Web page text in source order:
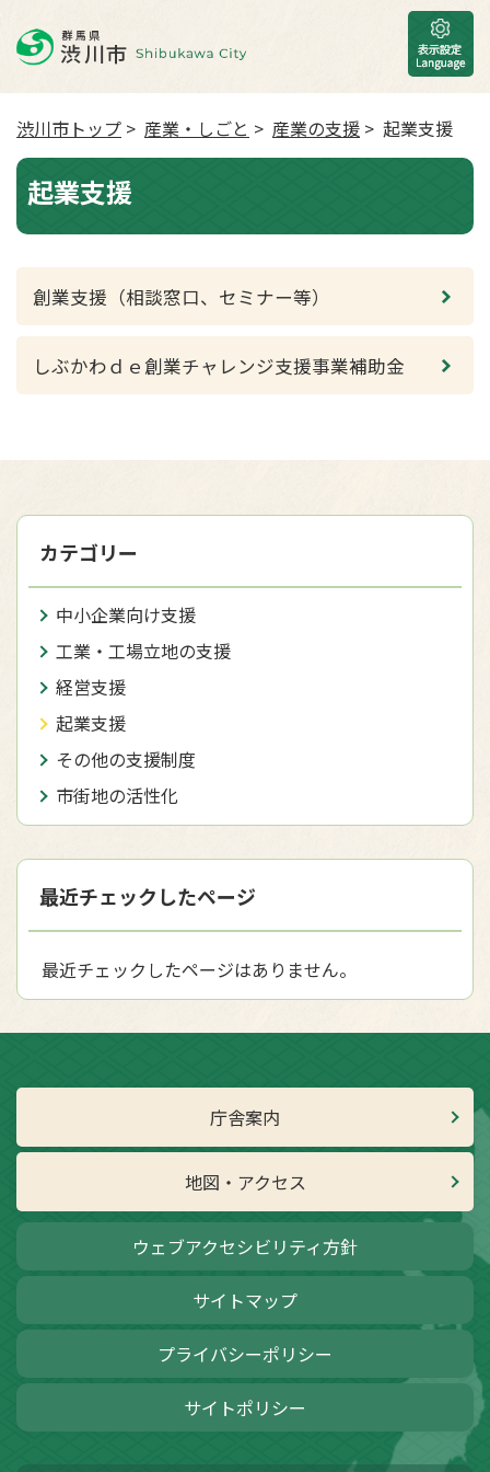
渋川市トップ > 産業・しごと > 産業の支援 > 起業支援
起業支援
創業支援（相談窓口、セミナー等）
しぶかわｄｅ創業チャレンジ支援事業補助金
カテゴリー
中小企業向け支援
工業・工場立地の支援
経営支援
起業支援
その他の支援制度
市街地の活性化
最近チェックしたページ
最近チェックしたページはありません。
庁舎案内
地図・アクセス
ウェブアクセシビリティ方針
サイトマップ
プライバシーポリシー
サイトポリシー